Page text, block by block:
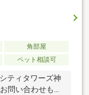
角部屋
ペット相談可
ティタワーズ神
問い合わせも多